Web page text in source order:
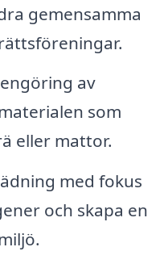
gemensamma
av
som
eller mattor.
med fokus
och skapa en